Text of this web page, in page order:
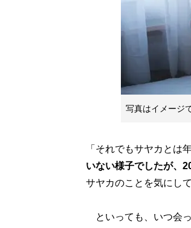
写真はイメージ
「それでもサヤカとは
いない様子でしたが、
サヤカのことを気にし
といっても、いつ会